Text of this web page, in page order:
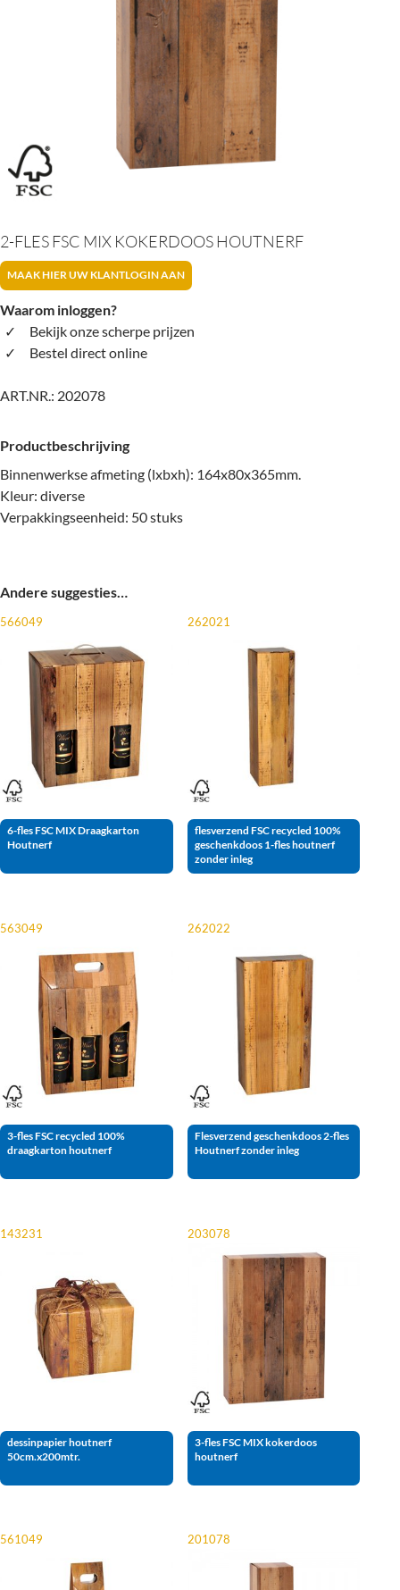
2-FLES FSC MIX KOKERDOOS HOUTNERF
MAAK HIER UW KLANTLOGIN AAN
Waarom inloggen?
Bekijk onze scherpe prijzen
Bestel direct online
ART.NR.: 202078
Productbeschrijving
Binnenwerkse afmeting (lxbxh): 164x80x365mm.
Kleur: diverse
Verpakkingseenheid: 50 stuks
Andere suggesties…
566049
6-fles FSC MIX Draagkarton
Houtnerf
262021
flesverzend FSC recycled 100%
geschenkdoos 1-fles houtnerf
zonder inleg
563049
3-fles FSC recycled 100%
draagkarton houtnerf
262022
Flesverzend geschenkdoos 2-fles
Houtnerf zonder inleg
143231
dessinpapier houtnerf
50cm.x200mtr.
203078
3-fles FSC MIX kokerdoos
houtnerf
561049 201078